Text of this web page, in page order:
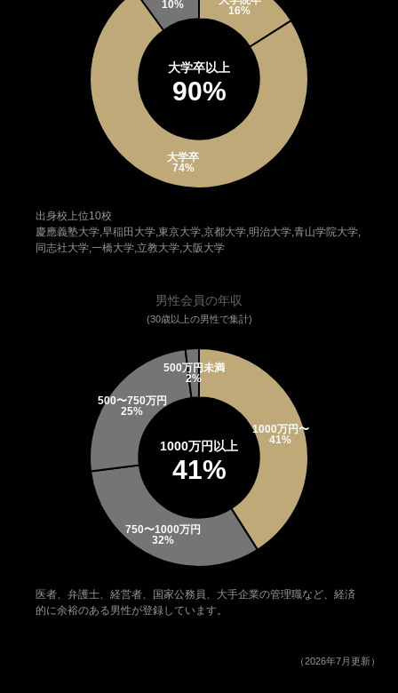
大学卒以上
90%
出身校上位10校
慶應義塾大学,早稲田大学,東京大学,京都大学,明治大学,青山学院大学,
同志社大学,一橋大学,立教大学,大阪大学
男性会員の年収
(30歳以上の男性で集計)
1000万円以上
41%
医者、弁護士、経営者、国家公務員、大手企業の管理職など、経済
的に余裕のある男性が登録しています。
（2026年7月更新）